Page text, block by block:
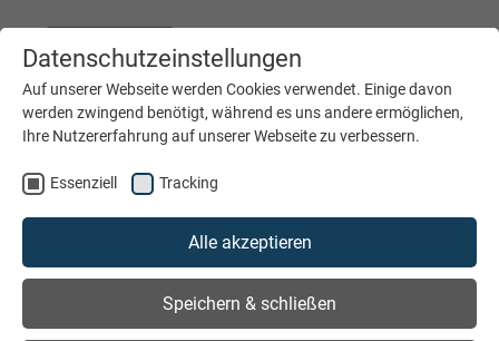
DEUTSCH
Datenschutzeinstellungen
Auf unserer Webseite werden Cookies verwendet. Einige davon
werden zwingend benötigt, während es uns andere ermöglichen,
Ihre Nutzererfahrung auf unserer Webseite zu verbessern.
Essenziell Tracking
Alle akzeptieren
Speichern & schließen